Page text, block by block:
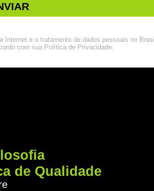
e o tratamento de dados pessoais no
com sua Política de Privacidade.
de Qualidade